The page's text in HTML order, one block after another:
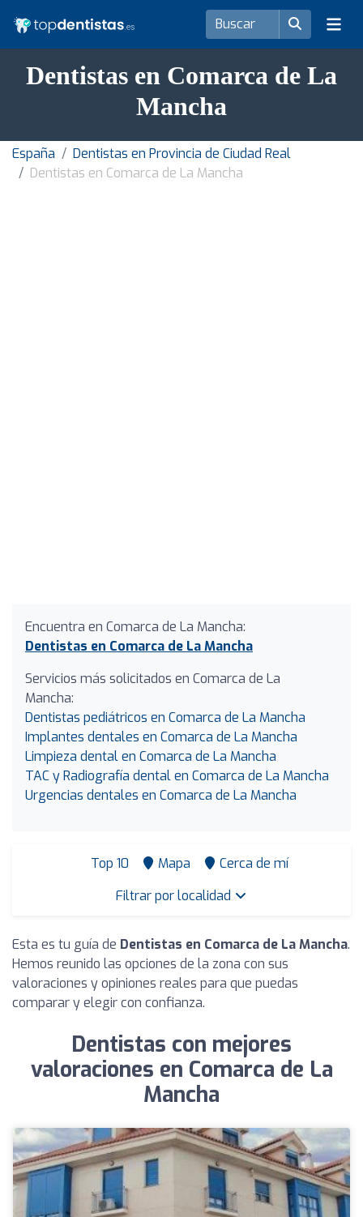
Dentistas en Comarca de La
Mancha
España
Dentistas en Provincia de Ciudad Real
Dentistas en Comarca de La Mancha
Encuentra en Comarca de La Mancha:
Dentistas en Comarca de La Mancha
Servicios más solicitados en Comarca de La
Mancha:
Dentistas pediátricos en Comarca de La Mancha
Implantes dentales en Comarca de La Mancha
Limpieza dental en Comarca de La Mancha
TAC y Radiografía dental en Comarca de La Mancha
Urgencias dentales en Comarca de La Mancha
Top 10 Mapa
Cerca de mí
Filtrar por localidad
Esta es tu guía de Dentistas en Comarca de La Mancha.
Hemos reunido las opciones de la zona con sus
valoraciones y opiniones reales para que puedas
comparar y elegir con confianza.
Dentistas con mejores
valoraciones en Comarca de La
Mancha